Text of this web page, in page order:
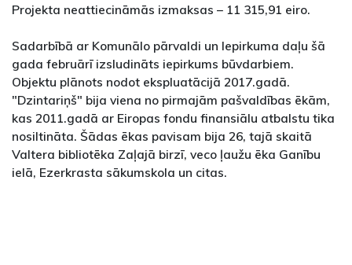
Projekta neattiecināmās izmaksas – 11 315,91 eiro.
Sadarbībā ar Komunālo pārvaldi un Iepirkuma daļu šā
gada februārī izsludināts iepirkums būvdarbiem.
Objektu plānots nodot ekspluatācijā 2017.gadā.
"Dzintariņš" bija viena no pirmajām pašvaldības ēkām,
kas 2011.gadā ar Eiropas fondu finansiālu atbalstu tika
nosiltināta. Šādas ēkas pavisam bija 26, tajā skaitā
Valtera bibliotēka Zaļajā birzī, veco ļaužu ēka Ganību
ielā, Ezerkrasta sākumskola un citas.